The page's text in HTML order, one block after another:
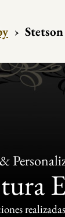
›